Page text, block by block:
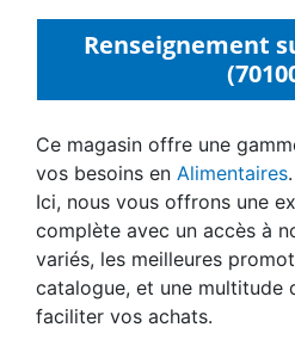
Renseignement
Ce magasin offre une
vos besoins en Alimentaires.
Ici, nous vous offrons une
complète avec un accès à
variés, les meilleures
catalogue, et une multitude
faciliter vos achats.